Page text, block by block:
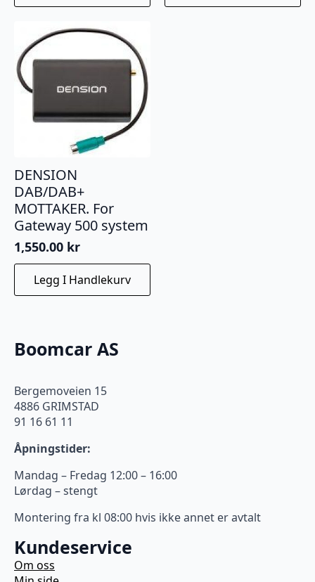
DENSION
DAB/DAB+
MOTTAKER. For
Gateway 500 system
1,550.00 kr
Legg I Handlekurv
Boomcar AS
Bergemoveien 15
4886 GRIMSTAD
91 16 61 11
Åpningstider:
Mandag – Fredag 12:00 – 16:00
Lørdag – stengt
Montering fra kl 08:00 hvis ikke annet er avtalt
Kundeservice
Om oss